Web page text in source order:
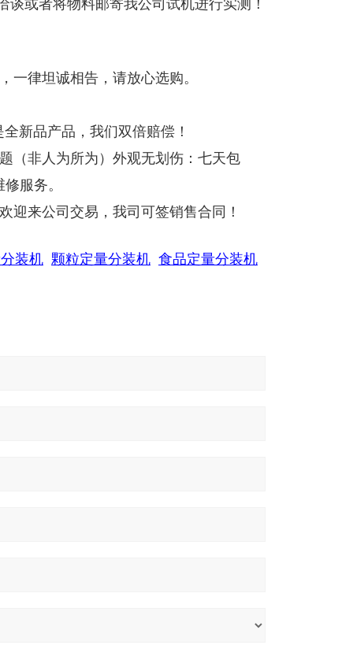
或者将物料邮寄我公司试机进行实测！
一律坦诚相告，请放心选购。
新品产品，我们双倍赔偿！
（非人为所为）外观无划伤：七天包
服务。
迎来公司交易，我司可签销售合同！
装机 颗粒定量分装机 食品定量分装机